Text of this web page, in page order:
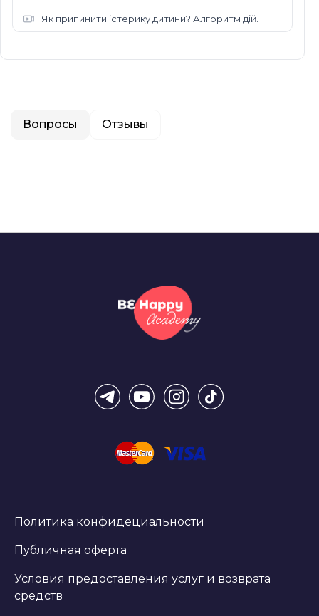
Як припинити істерику дитини? Алгоритм дій.
Вопросы Отзывы
Политика конфидециальности
Публичная оферта
Условия предоставления услуг и возврата
средств